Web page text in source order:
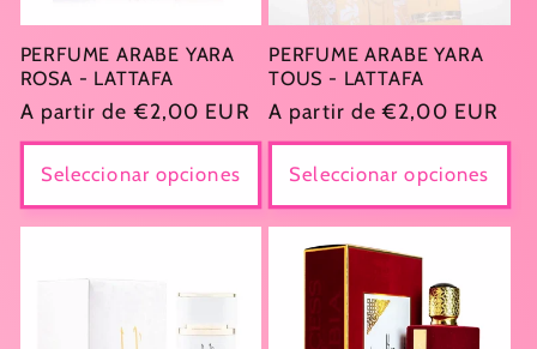
ó
n
PERFUME ARABE YARA
ROSA - LATTAFA
Precio
habitual
A partir de €2,00 EUR
Seleccionar opciones
PERFUME ARABE YARA
TOUS - LATTAFA
Precio
habitual
A partir de €2,00 EUR
Seleccionar opciones